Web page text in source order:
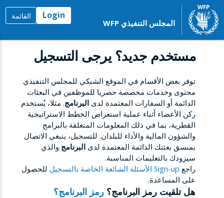
المجلس التنفيذي WFP
Login القائمة
مستخدم جديد؟ يرجى التسجيل
توفر بعض الأقسام في الموقع الشبكي للمجلس التنفيذي
محتوى وخدمات مخصصة حصريا للموظفين في البعثات
الدائمة أو السفارات المعتمدة لدى البرنامج. مثلا، يُستخدم
ركن الأعضاء أثناء عملية استعراض الخطط الاستراتيجية
القطرية، بما في ذلك المعلومات المتعلقة بالبرامج
والشؤون المالية والأداء للبلدان. للتسجيل، ينبغي الاتصال
بمنسق بعثتك الدائمة المعتمدة لدى البرنامج والذي
سيزودك بالتعليمات المناسبة.
راجع Sign-up الأسئلة الشائعة الخاصة بالتسجيل
للحصول
على المساعدة.
هل تلقيت رمز البرنامج؟ رمز البرنامج؟